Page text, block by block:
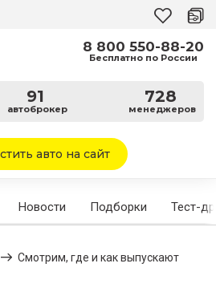
91
автоброкер
728
менеджеров
8 800 550-88-20
Бесплатно по России
авто на сайт
Новости Подборки Тест-
Смотрим, где и как выпускают